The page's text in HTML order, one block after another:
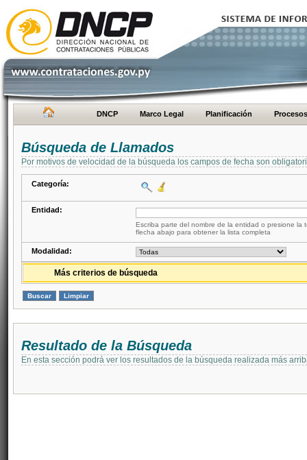
DNCP Marco Legal Planificación Procesos
Búsqueda de Llamados
Por motivos de velocidad de la búsqueda los campos de fecha son
Categoría:
Entidad:
Escriba parte del nombre de la entidad o presione la
flecha abajo para obtener la lista completa
Modalidad:
Más criterios de búsqueda
Resultado de la Búsqueda
En esta sección podrá ver los resultados de la búsqueda realizada más